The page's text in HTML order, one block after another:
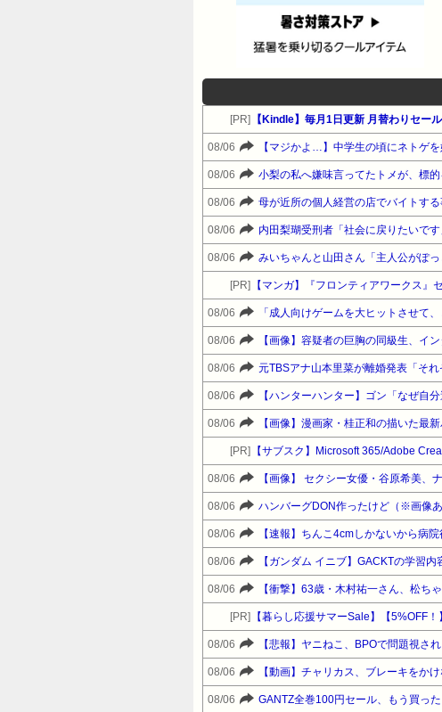
[PR] 【Kindle】毎月1日更新 月替わりセー
08/06
08/06
08/06
08/06 内田梨瑚受刑者「社会に戻りたいです
08/06 みいちゃんと山田さん「主人公がぽ
[PR] 【マンガ】『フロンティアワークス
08/06
08/06 【画像】容疑者の巨胸の同級生、イ
08/06 元TBSアナ山本里菜が離婚発表「そ
08/06 【ハンターハンター】ゴン「なぜ自
08/06 【画像】漫画家・桂正和の描いた最
[PR] 【サブスク】Microsoft 365/Adobe
08/06 【画像】 セクシー女優・谷原希美、
08/06 ハンバーグDON作ったけど（※画像あ
08/06 【速報】ちんこ4cmしかないから病
08/06 【ガンダム イニブ】GACKTの学習
08/06 【衝撃】63歳・木村祐一さん、松ち
[PR]
08/06 【悲報】ヤニねこ、BPOで問題視さ
08/06 【動画】チャリカス、ブレーキをか
08/06 GANTZ全巻100円セール、もう買った